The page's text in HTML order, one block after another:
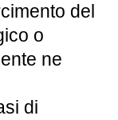
del
o
ne
di